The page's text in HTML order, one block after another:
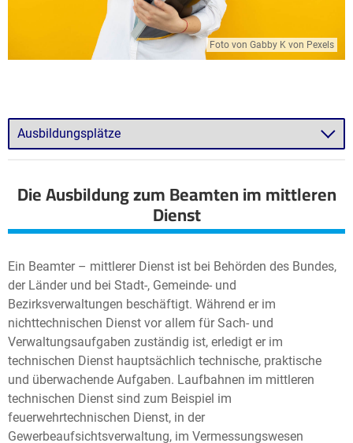
Foto von Gabby K von Pexels
Die Ausbildung zum Beamten im mittleren
Dienst
Ein Beamter – mittlerer Dienst ist bei Behörden des Bundes,
der Länder und bei Stadt-, Gemeinde- und
Bezirksverwaltungen beschäftigt. Während er im
nichttechnischen Dienst vor allem für Sach- und
Verwaltungsaufgaben zuständig ist, erledigt er im
technischen Dienst hauptsächlich technische, praktische
und überwachende Aufgaben. Laufbahnen im mittleren
technischen Dienst sind zum Beispiel im
feuerwehrtechnischen Dienst, in der
Gewerbeaufsichtsverwaltung, im Vermessungswesen